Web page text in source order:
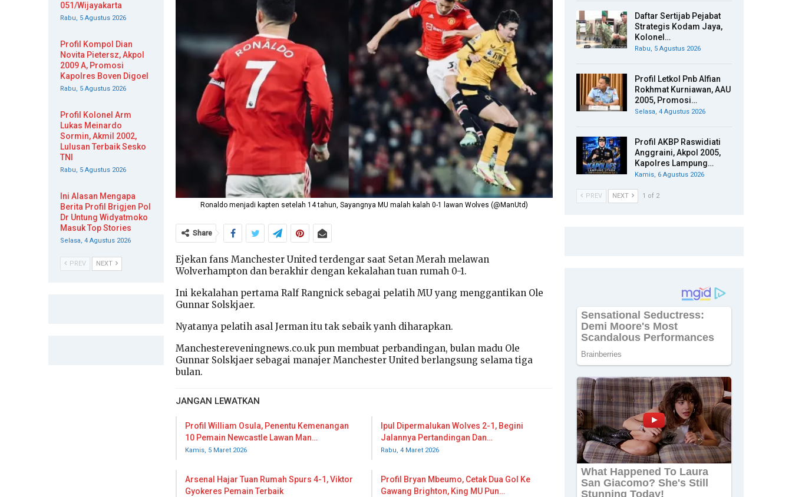
Ronaldo menjadi kapten setelah 14 tahun, Sayangnya MU malah kalah 0-1 lawan Wolves (@ManUtd)
Share
Ejekan fans Manchester United terdengar saat Setan Merah melawan
Wolverhampton dan berakhir dengan kekalahan tuan rumah 0-1.
Ini kekalahan pertama Ralf Rangnick sebagai pelatih MU yang menggantikan Ole
Gunnar Solskjaer.
Nyatanya pelatih asal Jerman itu tak sebaik yanh diharapkan.
Manchestereveningnews.co.uk pun membuat perbandingan, bulan madu Ole
Gunnar Solskjaer sebagai manajer Manchester United berlangsung selama tiga
bulan.
JANGAN LEWATKAN
Profil William Osula, Penentu Kemenangan
10 Pemain Newcastle Lawan Man…
Kamis, 5 Maret 2026
Ipul Dipermalukan Wolves 2-1, Begini
Jalannya Pertandingan Dan…
Rabu, 4 Maret 2026
Arsenal Hajar Tuan Rumah Spurs 4-1, Viktor
Gyokeres Pemain Terbaik
Profil Bryan Mbeumo, Cetak Dua Gol Ke
Gawang Brighton, King MU Pun…
Daftar Sertijab Pejabat
Strategis Kodam Jaya,
Kolonel…
Rabu, 5 Agustus 2026
Profil Letkol Pnb Alfian
Rokhmat Kurniawan, AAU
2005, Promosi…
Selasa, 4 Agustus 2026
Profil AKBP Raswidiati
Anggraini, Akpol 2005,
Kapolres Lampung…
Kamis, 6 Agustus 2026
PREV NEXT 1 of 2
051/Wijayakarta
Rabu, 5 Agustus 2026
Profil Kompol Dian
Novita Pietersz, Akpol
2009 A, Promosi
Kapolres Boven Digoel
Rabu, 5 Agustus 2026
Profil Kolonel Arm
Lukas Meinardo
Sormin, Akmil 2002,
Lulusan Terbaik Sesko
TNI
Rabu, 5 Agustus 2026
Ini Alasan Mengapa
Berita Profil Brigjen Pol
Dr Untung Widyatmoko
Masuk Top Stories
Selasa, 4 Agustus 2026
PREV NEXT